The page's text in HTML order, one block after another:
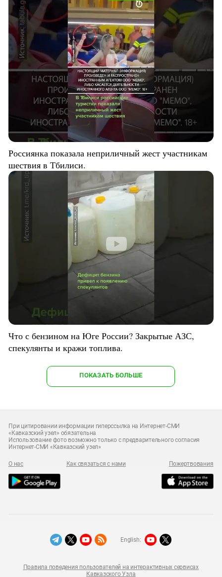
Россиянка показала неприличный жест участникам
шествия в Тбилиси.
Что с бензином на Юге России? Закрытые АЗС,
спекулянты и кражи топлива.
ПОКАЗАТЬ БОЛЬШЕ
При цитировании информации гиперссылка на Интернет-СМИ
«Кавказский узел» обязательна
Использование фото возможно только с предварительного согласия
Интернет-СМИ «Кавказский узел»
О нас Как связаться с нами Пожертвования
Правила поведения пользователей на интерактивных сервисах
Кавказского Узла
English: